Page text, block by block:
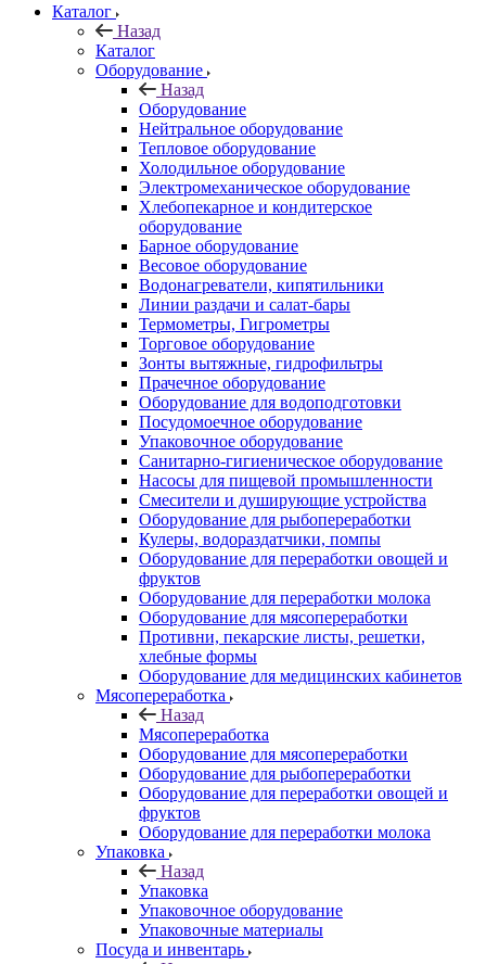
Каталог
Назад
Каталог
Оборудование
Назад
Оборудование
Нейтральное оборудование
Тепловое оборудование
Холодильное оборудование
Электромеханическое оборудование
Хлебопекарное и кондитерское
оборудование
Барное оборудование
Весовое оборудование
Водонагреватели, кипятильники
Линии раздачи и салат-бары
Термометры, Гигрометры
Торговое оборудование
Зонты вытяжные, гидрофильтры
Прачечное оборудование
Оборудование для водоподготовки
Посудомоечное оборудование
Упаковочное оборудование
Санитарно-гигиеническое оборудование
Насосы для пищевой промышленности
Смесители и душирующие устройства
Оборудование для рыбопереработки
Кулеры, водораздатчики, помпы
Оборудование для переработки овощей и
фруктов
Оборудование для переработки молока
Оборудование для мясопереработки
Противни, пекарские листы, решетки,
хлебные формы
Оборудование для медицинских кабинетов
Мясопереработка
Назад
Мясопереработка
Оборудование для мясопереработки
Оборудование для рыбопереработки
Оборудование для переработки овощей и
фруктов
Оборудование для переработки молока
Упаковка
Назад
Упаковка
Упаковочное оборудование
Упаковочные материалы
Посуда и инвентарь